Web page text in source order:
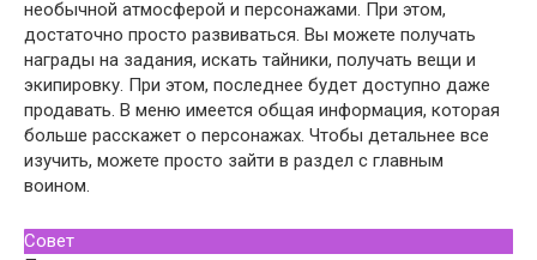
необычной атмосферой и персонажами. При этом,
достаточно просто развиваться. Вы можете получать
награды на задания, искать тайники, получать вещи и
экипировку. При этом, последнее будет доступно даже
продавать. В меню имеется общая информация, которая
больше расскажет о персонажах. Чтобы детальнее все
изучить, можете просто зайти в раздел с главным
воином.
Совет